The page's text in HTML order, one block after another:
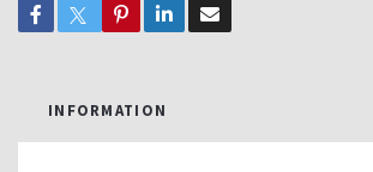
INFORMATION